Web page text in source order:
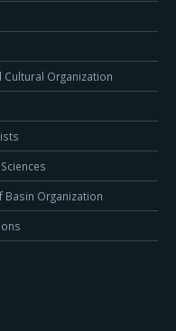
Cultural Organization
Basin Organization